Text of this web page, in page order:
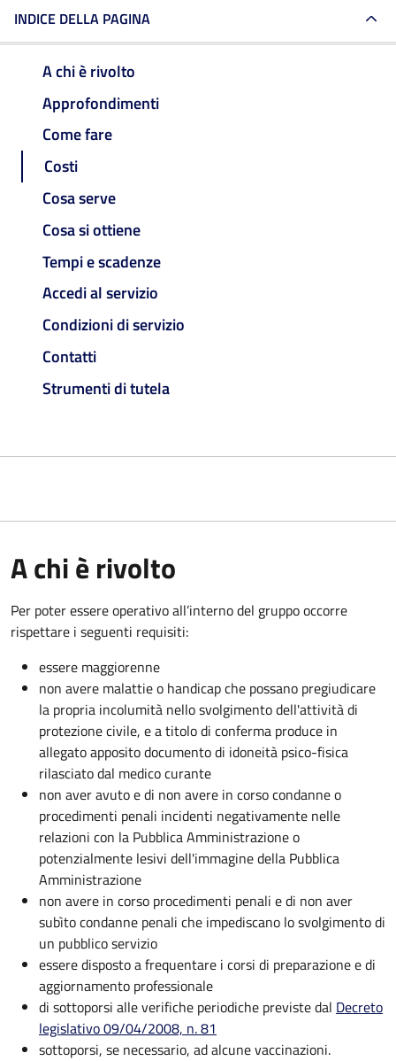
INDICE DELLA PAGINA
A chi è rivolto
Approfondimenti
Come fare
Costi
Cosa serve
Cosa si ottiene
Tempi e scadenze
Accedi al servizio
Condizioni di servizio
Contatti
Strumenti di tutela
A chi è rivolto
Per poter essere operativo all’interno del gruppo occorre
rispettare i seguenti requisiti:
essere maggiorenne
non avere malattie o handicap che possano pregiudicare
la propria incolumità nello svolgimento dell'attività di
protezione civile, e a titolo di conferma produce in
allegato apposito documento di idoneità psico-fisica
rilasciato dal medico curante
non aver avuto e di non avere in corso condanne o
procedimenti penali incidenti negativamente nelle
relazioni con la Pubblica Amministrazione o
potenzialmente lesivi dell'immagine della Pubblica
Amministrazione
non avere in corso procedimenti penali e di non aver
subìto condanne penali che impediscano lo svolgimento di
un pubblico servizio
essere disposto a frequentare i corsi di preparazione e di
aggiornamento professionale
di sottoporsi alle verifiche periodiche previste dal Decreto
legislativo 09/04/2008, n. 81
sottoporsi, se necessario, ad alcune vaccinazioni.